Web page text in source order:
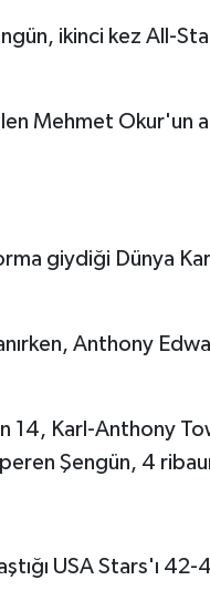
ikinci kez All-
Mehmet Okur'un
giydiği Dünya
Anthony
14, Karl-Anthony
Şengün, 4
USA Stars'ı